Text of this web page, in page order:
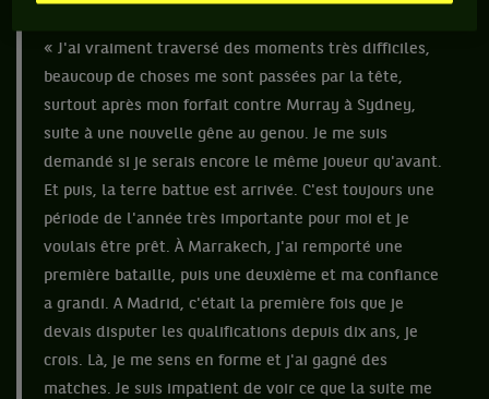
« J'ai vraiment traversé des moments très difficiles,
beaucoup de choses me sont passées par la tête,
surtout après mon forfait contre Murray à Sydney,
suite à une nouvelle gêne au genou. Je me suis
demandé si je serais encore le même joueur qu'avant.
Et puis, la terre battue est arrivée. C'est toujours une
période de l'année très importante pour moi et je
voulais être prêt. À Marrakech, j'ai remporté une
première bataille, puis une deuxième et ma confiance
a grandi. A Madrid, c'était la première fois que je
devais disputer les qualifications depuis dix ans, je
crois. Là, je me sens en forme et j'ai gagné des
matches. Je suis impatient de voir ce que la suite me